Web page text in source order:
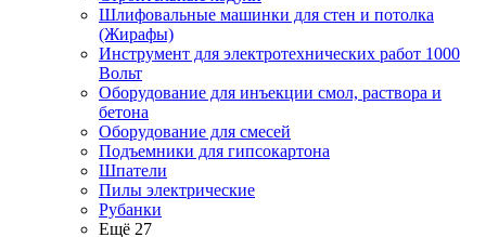
Шлифовальные машинки для стен и потолка
(Жирафы)
Инструмент для электротехнических работ 1000
Вольт
Оборудование для инъекции смол, раствора и
бетона
Оборудование для смесей
Подъемники для гипсокартона
Шпатели
Пилы электрические
Рубанки
Ещё 27